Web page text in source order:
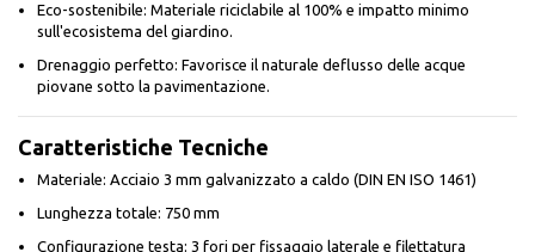
Eco-sostenibile: Materiale riciclabile al 100% e impatto minimo
sull'ecosistema del giardino.
Drenaggio perfetto: Favorisce il naturale deflusso delle acque
piovane sotto la pavimentazione.
Caratteristiche Tecniche
Materiale: Acciaio 3 mm galvanizzato a caldo (DIN EN ISO 1461)
Lunghezza totale: 750 mm
Configurazione testa: 3 fori per fissaggio laterale e filettatura